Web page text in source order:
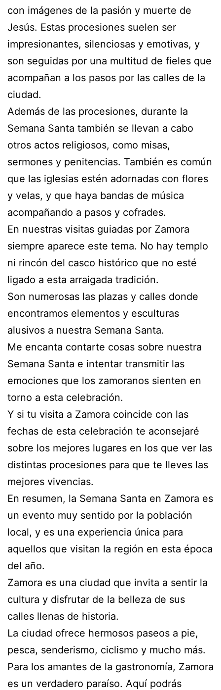
con imágenes de la pasión y muerte de
Jesús. Estas procesiones suelen ser
impresionantes, silenciosas y emotivas, y
son seguidas por una multitud de fieles que
acompañan a los pasos por las calles de la
ciudad.
Además de las procesiones, durante la
Semana Santa también se llevan a cabo
otros actos religiosos, como misas,
sermones y penitencias. También es común
que las iglesias estén adornadas con flores
y velas, y que haya bandas de música
acompañando a pasos y cofrades.
En nuestras visitas guiadas por Zamora
siempre aparece este tema. No hay templo
ni rincón del casco histórico que no esté
ligado a esta arraigada tradición.
Son numerosas las plazas y calles donde
encontramos elementos y esculturas
alusivos a nuestra Semana Santa.
Me encanta contarte cosas sobre nuestra
Semana Santa e intentar transmitir las
emociones que los zamoranos sienten en
torno a esta celebración.
Y si tu visita a Zamora coincide con las
fechas de esta celebración te aconsejaré
sobre los mejores lugares en los que ver las
distintas procesiones para que te lleves las
mejores vivencias.
En resumen, la Semana Santa en Zamora es
un evento muy sentido por la población
local, y es una experiencia única para
aquellos que visitan la región en esta época
del año.
Zamora es una ciudad que invita a sentir la
cultura y disfrutar de la belleza de sus
calles llenas de historia.
La ciudad ofrece hermosos paseos a pie,
pesca, senderismo, ciclismo y mucho más.
Para los amantes de la gastronomía, Zamora
es un verdadero paraíso. Aquí podrás